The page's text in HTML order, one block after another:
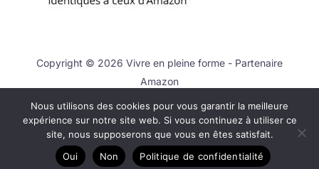
Copyright © 2026 Vivre en pleine forme - Partenaire
Amazon
Contact
Mentions légales
Politique de confidentialité
Nous utilisons des cookies pour vous garantir la meilleure
expérience sur notre site web. Si vous continuez à utiliser ce
site, nous supposerons que vous en êtes satisfait.
Oui
Non Politique de confidentialité